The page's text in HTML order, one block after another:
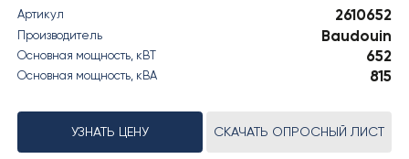
Артикул 2610652
Производитель Baudouin
Основная мощность, кВT 652
Основная мощность, кВА 815
УЗНАТЬ ЦЕНУ СКАЧАТЬ ОПРОСНЫЙ ЛИСТ